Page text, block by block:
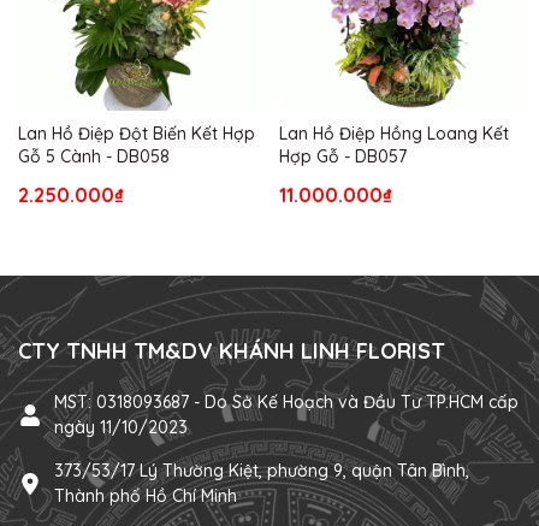
Lan Hồ Điệp Đột Biến Kết Hợp
Gỗ 5 Cành - DB058
2.250.000₫
Lan Hồ Điệp Hồng Loang Kết
Hợp Gỗ - DB057
11.000.000₫
CTY TNHH TM&DV KHÁNH LINH FLORIST
MST: 0318093687 - Do Sở Kế Hoạch và Đầu Tư TP.HCM cấp
ngày 11/10/2023
373/53/17 Lý Thường Kiệt, phường 9, quận Tân Bình,
Thành phố Hồ Chí Minh